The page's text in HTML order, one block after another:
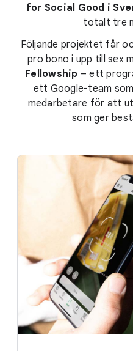
for Social Good i
totalt tre
Följande projektet får
pro bono i upp till sex
Fellowship – ett
ett Google-team
medarbetare för att
som ger